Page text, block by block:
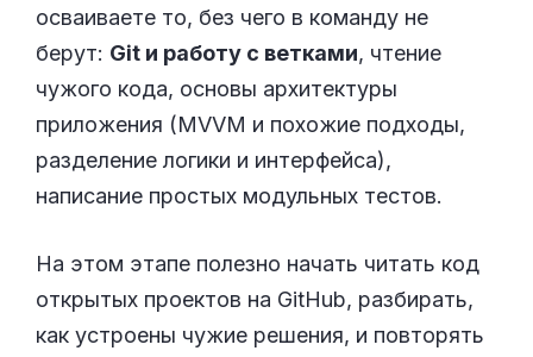
осваиваете то, без чего в команду не
берут: Git и работу с ветками, чтение
чужого кода, основы архитектуры
приложения (MVVM и похожие подходы,
разделение логики и интерфейса),
написание простых модульных тестов.
На этом этапе полезно начать читать код
открытых проектов на GitHub, разбирать,
как устроены чужие решения, и повторять